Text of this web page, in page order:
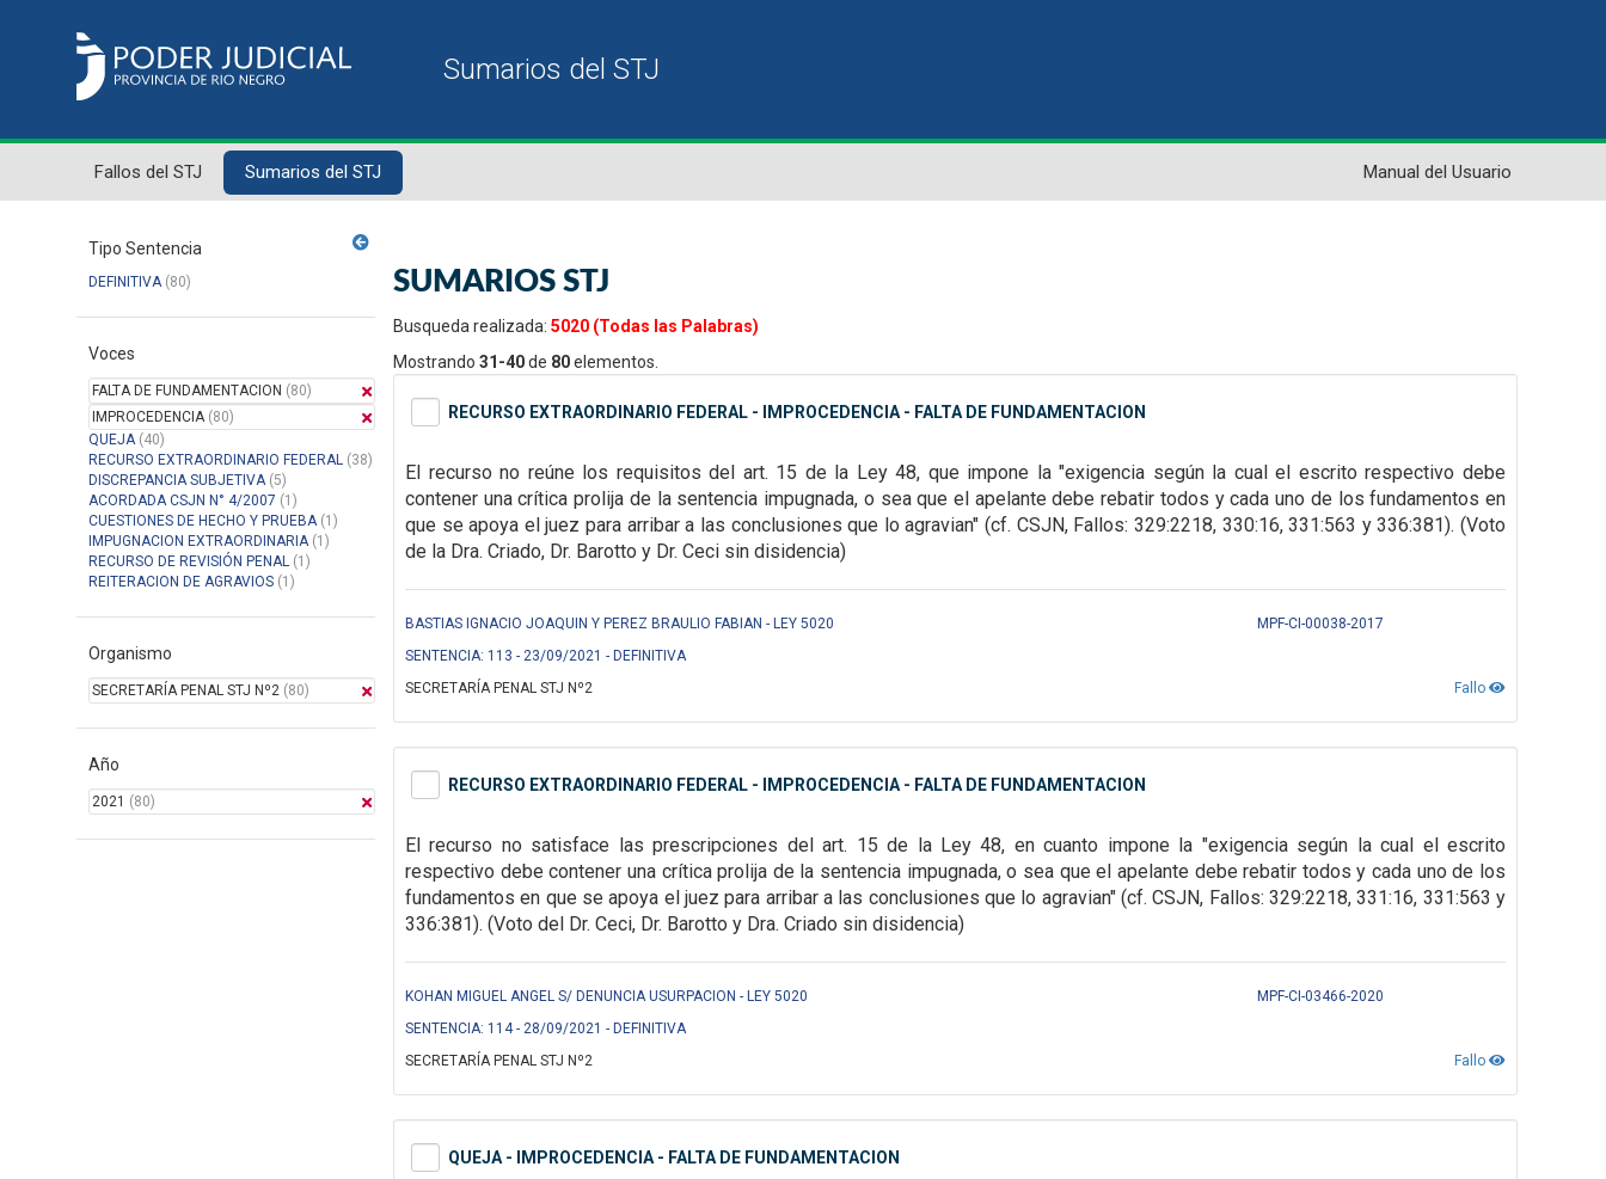
Fallos del STJ Sumarios del STJ Manual del Usuario
Tipo Sentencia
DEFINITIVA(80)
Voces
FALTA DE FUNDAMENTACION (80)
IMPROCEDENCIA(80)
QUEJA(40)
RECURSO EXTRAORDINARIO FEDERAL (38)
DISCREPANCIA SUBJETIVA(5)
ACORDADA CSJN N° 4/2007 (1)
CUESTIONES DE HECHO Y PRUEBA(1)
IMPUGNACION EXTRAORDINARIA(1)
RECURSO DE REVISIÓN PENAL (1)
REITERACION DE AGRAVIOS (1)
Organismo
SECRETARÍA PENAL STJ Nº2 (80)
Año
2021 (80)
SUMARIOS STJ
Busqueda realizada: 5020 (Todas las Palabras)
Mostrando 31-40de 80elementos.
RECURSO EXTRAORDINARIO FEDERAL - IMPROCEDENCIA - FALTA DE FUNDAMENTACION
El recurso no reúne los requisitosdel art. 15 de la Ley 48, que impone la "exigencia según la cual el escrito respectivo debe
contener una crítica prolija de la sentencia impugnada, o sea que el apelante debe rebatir todos y cada uno de los fundamentos en
que se apoya el juez para arribar a las conclusiones que loagravian" (cf. CSJN, Fallos: 329:2218, 330:16, 331:563 y 336:381). (Voto
de la Dra. Criado, Dr. Barotto y Dr. Ceci sin disidencia)
BASTIAS IGNACIO JOAQUIN Y PEREZ BRAULIO FABIAN - LEY 5020
MPF-CI-00038-2017
SENTENCIA: 113 - 23/09/2021 - DEFINITIVA
Fallo
SECRETARÍA PENAL STJ Nº2
RECURSO EXTRAORDINARIO FEDERAL - IMPROCEDENCIA - FALTA DE FUNDAMENTACION
El recurso no satisface las prescripciones del art. 15 de la Ley 48, en cuanto impone la "exigencia según la cual el escrito
respectivo debe contener una crítica prolija de la sentencia impugnada, o sea que el apelante debe rebatir todos y cada uno de los
fundamentos en que se apoya el juez para arribar a las conclusiones que lo agravian" (cf. CSJN, Fallos: 329:2218, 331:16, 331:563 y
336:381). (Voto del Dr. Ceci, Dr. Barotto y Dra. Criado sin disidencia)
KOHAN MIGUEL ANGEL S/ DENUNCIA USURPACION - LEY 5020
MPF-CI-03466-2020
SENTENCIA: 114 - 28/09/2021 - DEFINITIVA
Fallo
SECRETARÍA PENAL STJ Nº2
QUEJA - IMPROCEDENCIA - FALTA DE FUNDAMENTACION